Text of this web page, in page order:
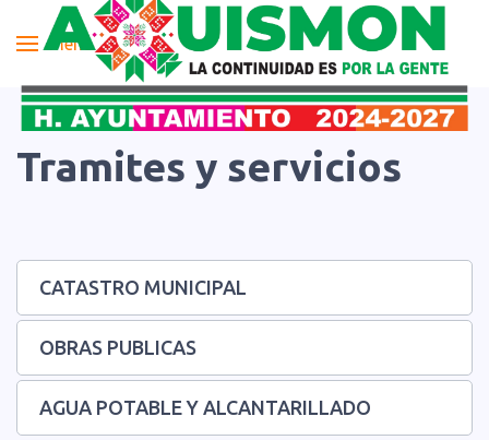
Menu
Tramites y servicios
CATASTRO MUNICIPAL
OBRAS PUBLICAS
AGUA POTABLE Y ALCANTARILLADO